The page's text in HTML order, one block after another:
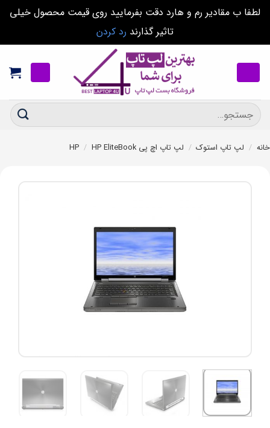
لطفا ب مقادیر رم و هارد دقت بفرمایید روی قیمت محصول خیلی
تاثیر گذارند رد کردن
content
جستجو
برای:
خانه / لپ تاپ استوک / لپ تاپ اچ پی HP / HP EliteBook